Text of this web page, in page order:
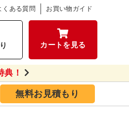
くある質問 お買い物ガイド
カートを見る
典！
無料お見積もり